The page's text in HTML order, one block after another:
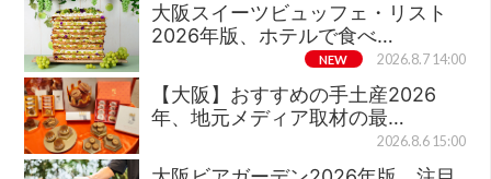
大阪スイーツビュッフェ・リスト
2026年版、ホテルで食べ…
NEW 2026.8.7 14:00
【大阪】おすすめの手土産2026
年、地元メディア取材の最…
2026.8.6 15:00